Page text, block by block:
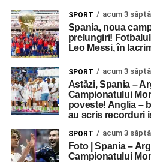
SPORT acum 3
Spania, noua
prelungiri!
Leo Messi, în
SPORT acum 3
Astăzi, Spania –
Campionatului
poveste! Anglia –
au scris recorduri
SPORT acum 3
Foto | Spania –
Campionatului